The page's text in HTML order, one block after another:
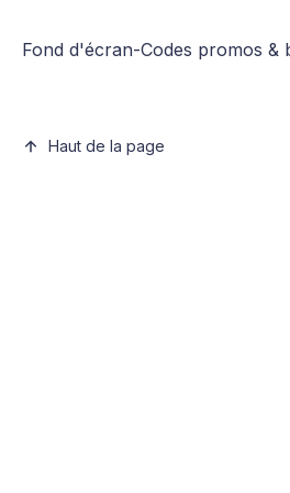
Fond d'écran-Codes promos &
Haut de la page